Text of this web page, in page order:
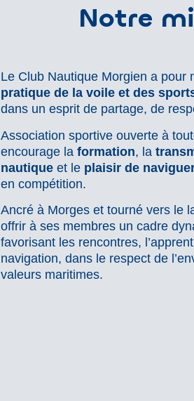
Notre
Le Club Nautique Morgien a pour
pratique de la voile et des
dans un esprit de partage, de
Association sportive ouverte à
encourage la formation, la
nautiqueet le plaisir de
en compétition.
Ancré à Morges et tourné vers le
offrir à ses membres un cadre
favorisant les rencontres,
navigation, dans le respect de
valeurs maritimes.